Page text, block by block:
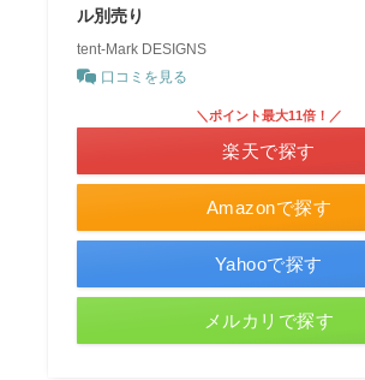
ル別売り
tent-Mark DESIGNS
口コミを見る
Amazonで探す
＼ポイント最大11倍！／
楽天で探す
Yahooで探す
メルカリで探す